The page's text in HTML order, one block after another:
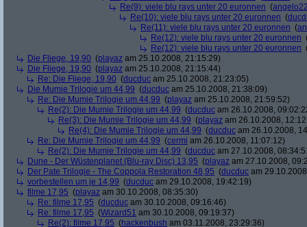
Re(9): viele blu rays unter 20 euronnen (
Re(10): viele blu rays unter 20 euronnen (
Re(11): viele blu rays unter 20 euronnen (
Re(12): viele blu rays unter 20 euronnen
Re(12): viele blu rays unter 20 euronnen
Die Fliege, 19,90 (playaz am 25.10.2008, 21:15:29)
Die Fliege, 19,90 (playaz am 25.10.2008, 21:15:44)
Re: Die Fliege, 19,90 (ducduc am 25.10.2008, 21:23:05)
Die Mumie Trilogie um 44,99 (ducduc am 25.10.2008, 21:38:09)
Re: Die Mumie Trilogie um 44,99 (playaz am 25.10.2008, 21:59:52)
Re(2): Die Mumie Trilogie um 44,99 (ducduc am 26.10.2008,
Re(3): Die Mumie Trilogie um 44,99 (playaz am 26.10.2008,
Re(4): Die Mumie Trilogie um 44,99 (ducduc am 26.10.2008,
Re: Die Mumie Trilogie um 44,99 (cermi am 26.10.2008, 11:07:12)
Re(2): Die Mumie Trilogie um 44,99 (ducduc am 27.10.2008,
Dune - Der Wüstenplanet (Blu-ray Disc) 13,95 (playaz am 27.10.2008,
Der Pate Trilogie - The Coppola Restoration 48,95 (ducduc am
vorbestellen um je 14,99 (ducduc am 29.10.2008, 19:42:19)
filme 17,95 (playaz am 30.10.2008, 08:35:30)
Re: filme 17,95 (ducduc am 30.10.2008, 09:16:46)
Re: filme 17,95 (Wizard51 am 30.10.2008, 09:19:37)
Re(2): filme 17,95 (hackenbush am 03.11.2008, 23:29:36)